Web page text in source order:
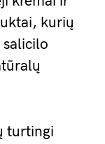
kurių
turtingi